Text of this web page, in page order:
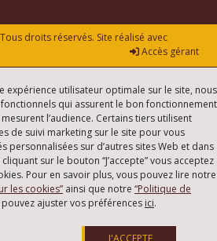
droits réservés. Site réalisé avec
Accès gérant
expérience utilisateur optimale sur le site, nous
qui assurent le bon fonctionnement
l’audience. Certains tiers utilisent
de suivi marketing sur le site pour vous
personnalisées sur d’autres sites Web et dans
sur le bouton “J’accepte” vous acceptez
Pour en savoir plus, vous pouvez lire notre
les cookies” ainsi que notre “Politique de
pouvez ajuster vos préférences ici.
J'ACCEPTE